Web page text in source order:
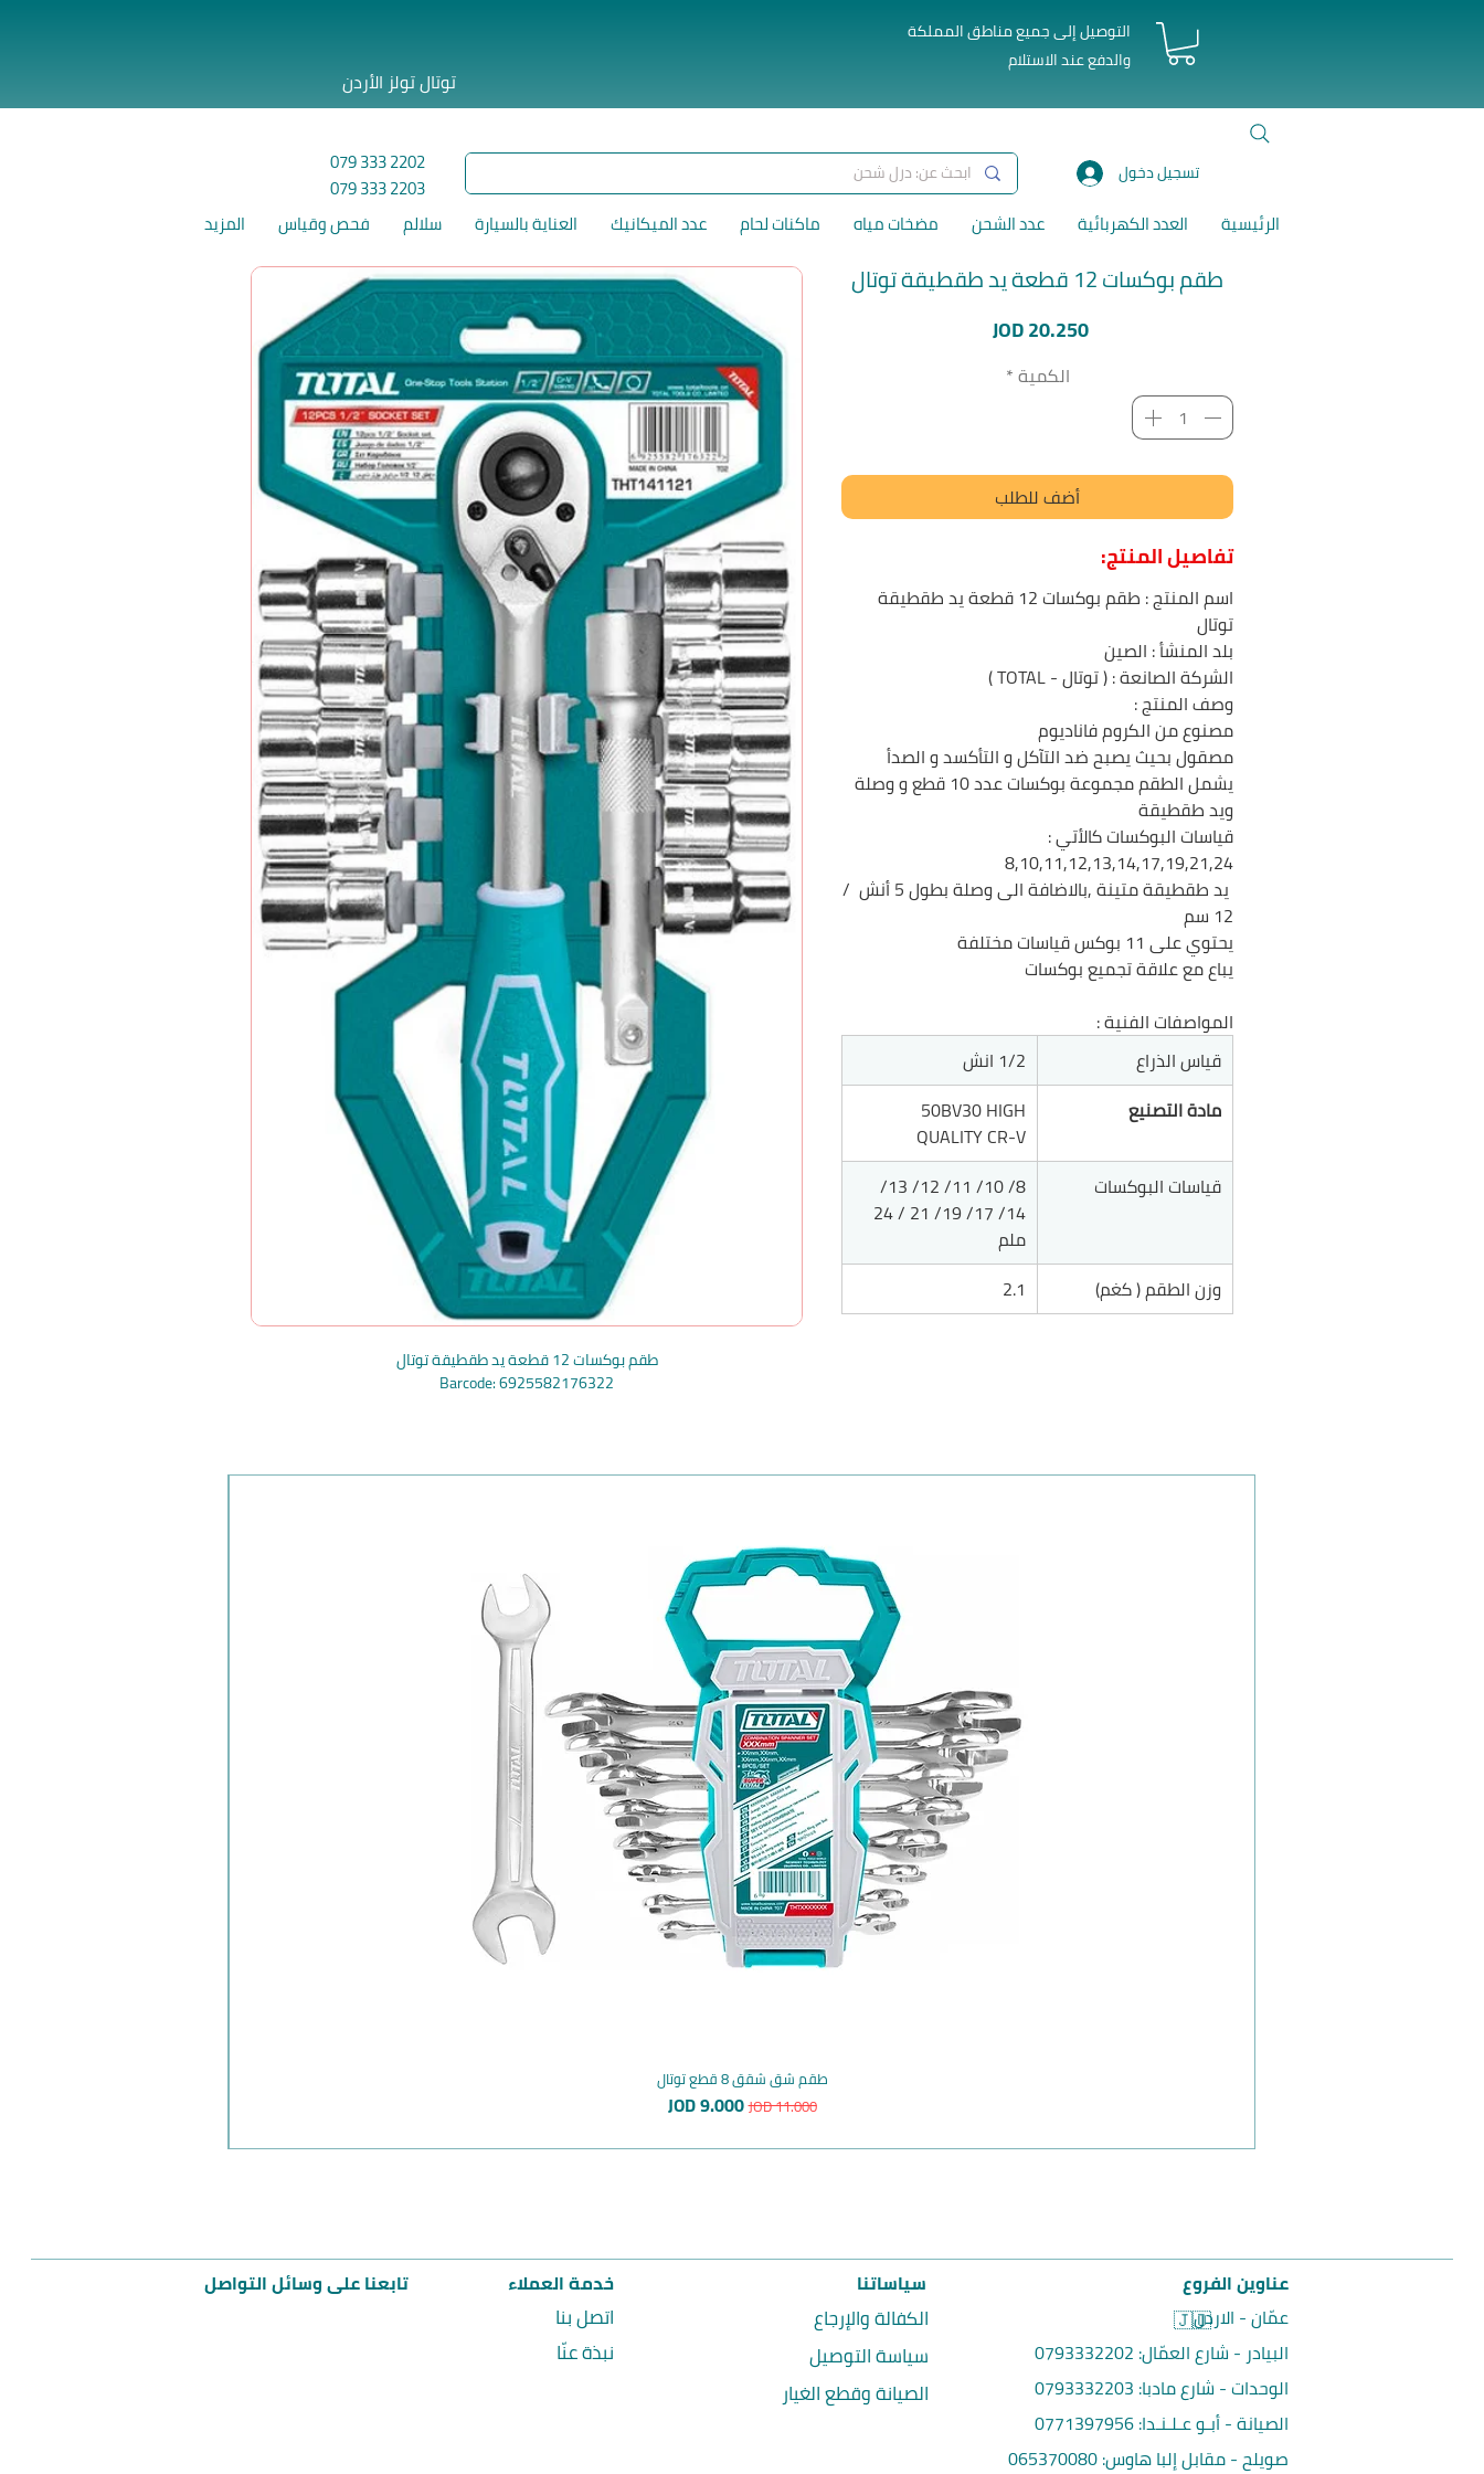
توتال تولز الأردن
التوصيل إلى جميع مناطق المملكة
والدفع عند الاستلام
079 333 2202
079 333 2203
تسجيل دخول
الرئيسية العدد الكهربائية عدد الشحن مضخات مياه ماكنات لحام عدد الميكانيك العناية بالسيارة سلالم فحص وقياس المزيد
طقم بوكسات 12 قطعة يد طقطيقة توتال
Barcode: 6925582176322
طقم بوكسات 12 قطعة يد طقطيقة توتال
JOD 20.250السعر
الكمية*
أضف للطلب
تفاصيل المنتج:
اسم المنتج :
طقم بوكسات 12 قطعة يد طقطيقة
توتال
بلد المنشأ : الصين
الشركة الصانعة :( توتال - TOTAL )
وصف المنتج :
مصنوع من الكروم فاناديوم
مصقول بحيث يصبح ضد التآكل و التأكسد و الصدأ
يشمل الطقم مجموعة بوكسات عدد 10 قطع و وصلة
ويد طقطيقة
قياسات البوكسات كالأتي :
8,10,11,12,13,14,17,19,21,24
يد طقطيقة متينة ,بالاضافة الى وصلة بطول 5 أنش /
12 سم
يحتوي على 11 بوكس قياسات مختلفة
يباع مع علاقة تجميع بوكسات
المواصفات الفنية :
قياس الذراع
1/2 انش
مادة التصنيع
50BV30 HIGH
QUALITY CR-V
قياسات البوكسات
8/ 10/ 11/ 12/ 13/
14/ 17/ 19/ 21 / 24
ملم
وزن الطقم ( كغم)
2.1
طقم شق شقق 8 قطع توتال
سعر عادي
JOD 11.000سعر البيع
JOD 9.000
تابعنا على وسائل التواصل خدمة العملاء
اتصل بنا
نبذة عنّا
سياساتنا
الكفالة والإرجاع
سياسة التوصيل
الصيانة وقطع الغيار
عناوين الفروع
🇯🇴عمّان - الاردن
البيادر - شارع العمّال: 0793332202
الوحدات - شارع مادبا: 0793332203
الصيانة - أبـو عـلـنـدا:0771397956
صويلح - مقابل إلبا هاوس:
065370080